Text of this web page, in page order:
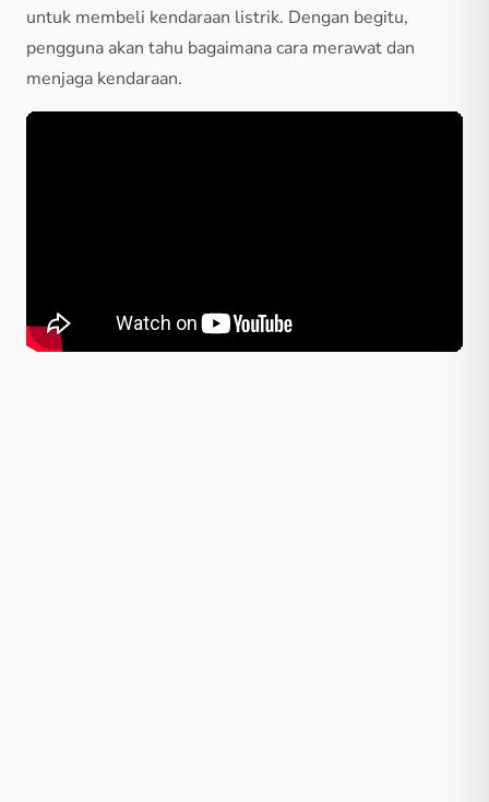
untuk membeli kendaraan listrik. Dengan begitu,
pengguna akan tahu bagaimana cara merawat dan
menjaga kendaraan.